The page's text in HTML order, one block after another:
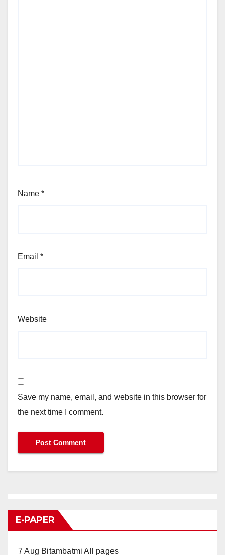
Name *
Email *
Website
Save my name, email, and website in this browser for
the next time I comment.
E-PAPER
7 Aug Bitambatmi All pages